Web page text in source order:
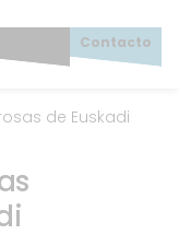
Contacto
de Euskadi